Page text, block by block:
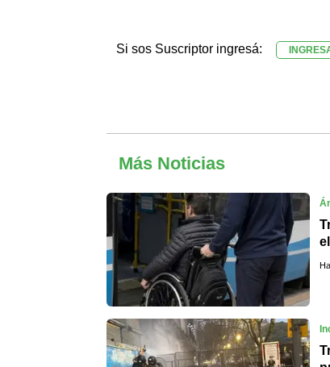
Si sos Suscriptor ingresá:
Más Noticias